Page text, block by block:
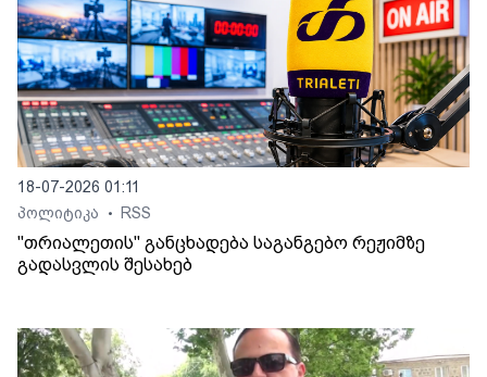
18-07-2026 01:11
პოლიტიკა
• RSS
"თრიალეთის" განცხადება საგანგებო რეჟიმზე
გადასვლის შესახებ